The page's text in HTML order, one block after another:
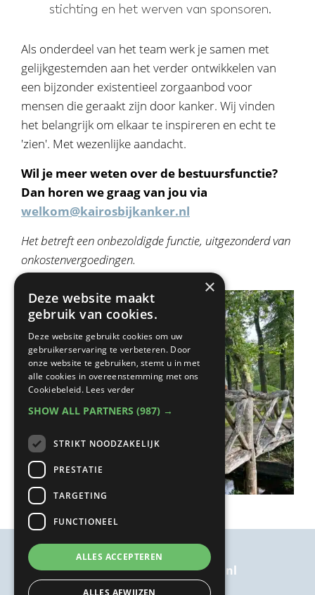
stichting en het werven van sponsoren.
Als onderdeel van het team werk je samen met
gelijkgestemden aan het verder ontwikkelen van
een bijzonder existentieel zorgaanbod voor
mensen die geraakt zijn door kanker. Wij vinden
het belangrijk om elkaar te inspireren en echt te
'zien'. Met wezenlijke aandacht.
Wil je meer weten over de bestuursfunctie?
Dan horen we graag van jou via
welkom@kairosbijkanker.nl
Het betreft een onbezoldigde functie, uitgezonderd van
onkostenvergoedingen.
welkom@kairosbijkanker.nl
×
Deze website maakt
gebruik van cookies.
Deze website gebruikt cookies om uw
gebruikerservaring te verbeteren. Door
onze website te gebruiken, stemt u in met
alle cookies in overeenstemming met ons
Cookiebeleid. Lees verder
SHOW ALL PARTNERS (987) →
STRIKT NOODZAKELIJK
PRESTATIE
TARGETING
FUNCTIONEEL
ALLES ACCEPTEREN
ALLES AFWIJZEN